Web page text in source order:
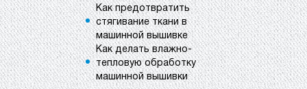
Как предотвратить
стягивание ткани в
машинной вышивке
Как делать влажно-
тепловую обработку
машинной вышивки